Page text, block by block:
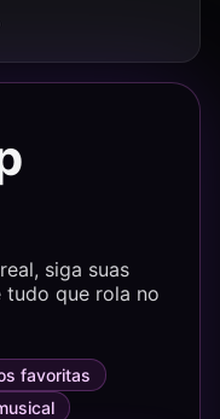
siga suas
tudo que rola no
favoritas